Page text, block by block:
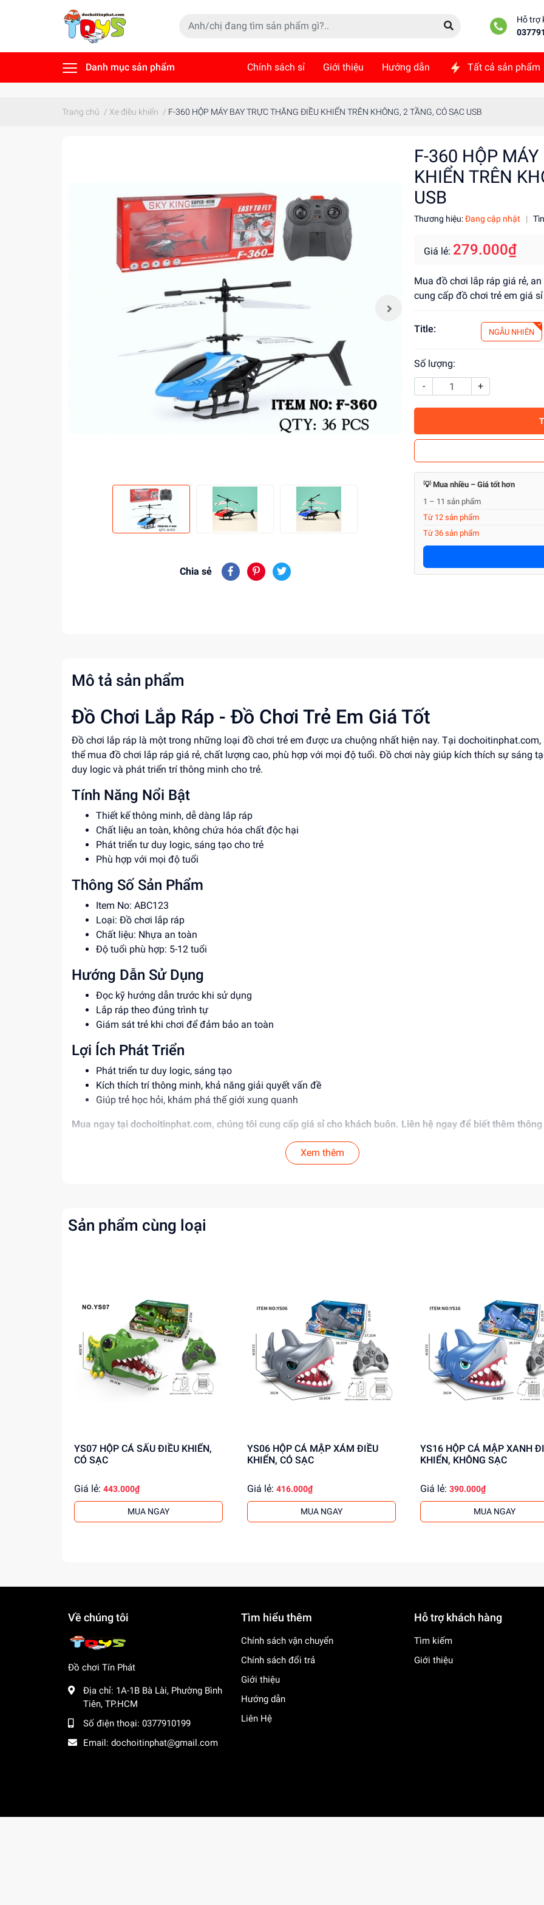
Hỗ trợ
Danh mục sản phẩm Chính sách sỉ Giới thiệu Hướng dẫn Tất cả sản phẩm
Trang chủ / Xe điều khiển / F-360 HỘP MÁY BAY TRỰC THĂNG ĐIỀU KHIỂN TRÊN KHÔNG, 2 TẦNG, CÓ SẠC USB
Chia sẻ
F-360 HỘP
KHIỂN TRÊN
USB
Thương hiệu:Đang cập nhật |
Giá lẻ: 279.000₫
Mua đồ chơi lắp ráp giá rẻ,
cung cấp đồ chơi trẻ em giá
Title: NGẪU NHIÊN
Số lượng:
-
+
💡 Mua nhiều – Giá tốt hơn
1 – 11 sản phẩm
Từ 12 sản phẩm
Từ 36 sản phẩm
Mô tả sản phẩm
Đồ Chơi Lắp Ráp - Đồ Chơi Trẻ Em Giá Tốt
Đồ chơi lắp ráp là một trong những loại đồ chơi trẻ em được ưa chuộng nhất hiện nay. Tại dochoitinphat.com,
thể mua đồ chơi lắp ráp giá rẻ, chất lượng cao, phù hợp với mọi độ tuổi. Đồ chơi này giúp kích thích sự sáng
duy logic và phát triển trí thông minh cho trẻ.
Tính Năng Nổi Bật
Thiết kế thông minh, dễ dàng lắp ráp
Chất liệu an toàn, không chứa hóa chất độc hại
Phát triển tư duy logic, sáng tạo cho trẻ
Phù hợp với mọi độ tuổi
Thông Số Sản Phẩm
Item No: ABC123
Loại: Đồ chơi lắp ráp
Chất liệu: Nhựa an toàn
Độ tuổi phù hợp: 5-12 tuổi
Hướng Dẫn Sử Dụng
Đọc kỹ hướng dẫn trước khi sử dụng
Lắp ráp theo đúng trình tự
Giám sát trẻ khi chơi để đảm bảo an toàn
Lợi Ích Phát Triển
Phát triển tư duy logic, sáng tạo
Kích thích trí thông minh, khả năng giải quyết vấn đề
Giúp trẻ học hỏi, khám phá thế giới xung quanh
Mua ngay tại dochoitinphat.com, chúng tôi cung cấp giá sỉ cho khách buôn. Liên hệ ngay để biết thêm
Xem thêm
Sản phẩm cùng loại
YS07 HỘP CÁ SẤU ĐIỀU KHIỂN,
CÓ SẠC
Giá lẻ: 443.000₫
MUA NGAY
YS06 HỘP CÁ MẬP XÁM ĐIỀU
KHIỂN, CÓ SẠC
Giá lẻ: 416.000₫
MUA NGAY
YS16 HỘP CÁ MẬP XANH ĐIỀU
KHIỂN, KHÔNG SẠC
Giá lẻ: 390.000₫
MUA NGAY
Về chúng tôi
Đồ chơi Tín Phát
Địa chỉ: 1A-1B Bà Lài, Phường Bình
Tiên, TP.HCM
Số điện thoại: 0377910199
Email: dochoitinphat@gmail.com
Tìm hiểu thêm
Chính sách vận chuyển
Chính sách đổi trả
Giới thiệu
Hướng dẫn
Liên Hệ
Hỗ trợ khách hàng
Tìm kiếm
Giới thiệu